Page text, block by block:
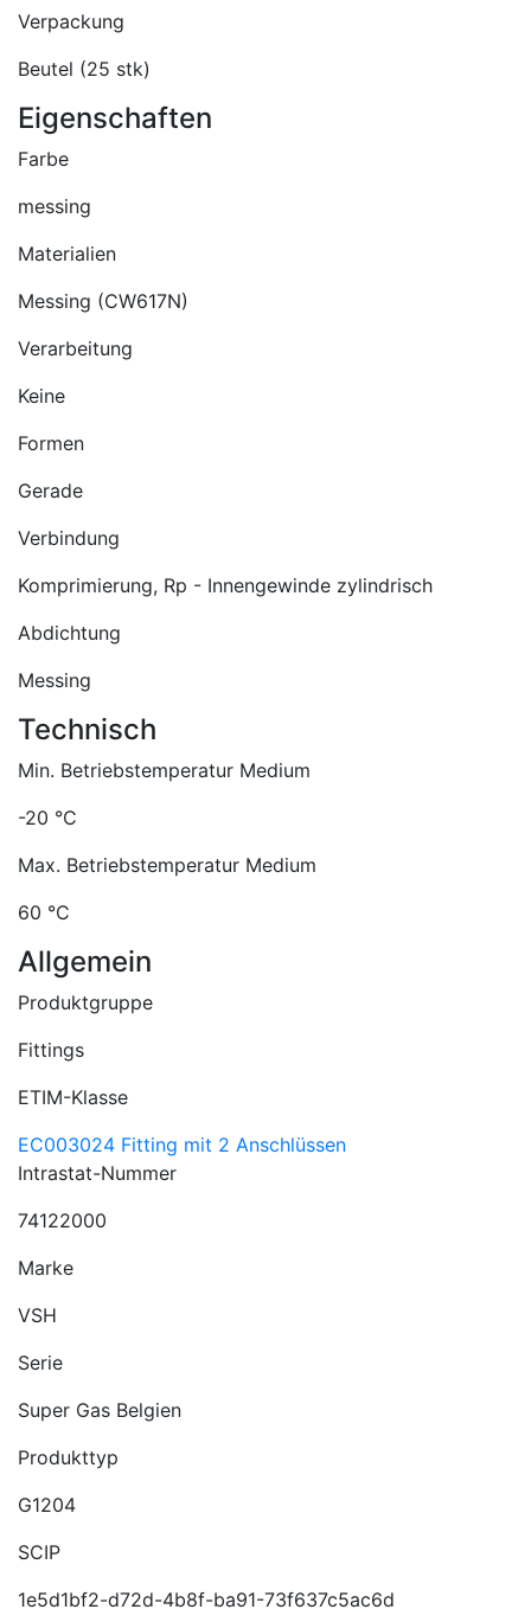
Verpackung
Beutel (25 stk)
Eigenschaften
Farbe
messing
Materialien
Messing (CW617N)
Verarbeitung
Keine
Formen
Gerade
Verbindung
Komprimierung, Rp - Innengewinde zylindrisch
Abdichtung
Messing
Technisch
Min. Betriebstemperatur Medium
-20 °C
Max. Betriebstemperatur Medium
60 °C
Allgemein
Produktgruppe
Fittings
ETIM-Klasse
EC003024 Fitting mit 2 Anschlüssen
Intrastat-Nummer
74122000
Marke
VSH
Serie
Super Gas Belgien
Produkttyp
G1204
SCIP
1e5d1bf2-d72d-4b8f-ba91-73f637c5ac6d